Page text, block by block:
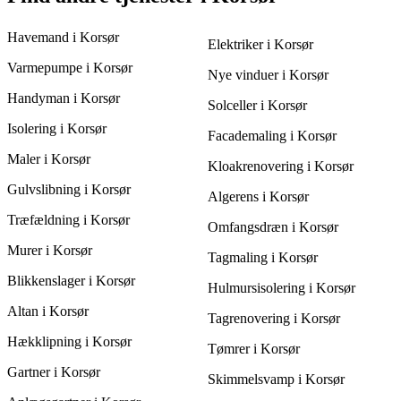
giver god værdi for pengene. En erfaren anlægsgartner kan
sæsonbestemte opgaver som beskæring om efteråret eller anlæg
haven, kan en anlægsgartner rådgive, hvornår det er bedst at
udføre disse opgaver for at opnå de mest optimale resultater.
Havemand i Korsør
Varmepumpe i Korsør
Handyman i Korsør
Isolering i Korsør
Maler i Korsør
Gulvslibning i Korsør
Træfældning i Korsør
Murer i Korsør
Blikkenslager i Korsør
Altan i Korsør
Hækklipning i Korsør
Gartner i Korsør
Elektriker i Korsør
Nye vinduer i Korsør
Solceller i Korsør
Facademaling i Korsør
Kloakrenovering i Korsør
Algerens i Korsør
Omfangsdræn i Korsør
Tagmaling i Korsør
Hulmursisolering i Korsør
Tagrenovering i Korsør
Tømrer i Korsør
Skimmelsvamp i Korsør